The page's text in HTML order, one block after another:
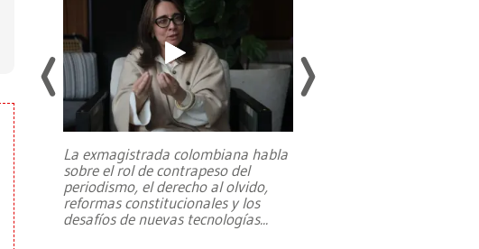
La exmagistrada colombiana habla
sobre el rol de contrapeso del
periodismo, el derecho al olvido,
reformas constitucionales y los
desafíos de nuevas tecnologías...